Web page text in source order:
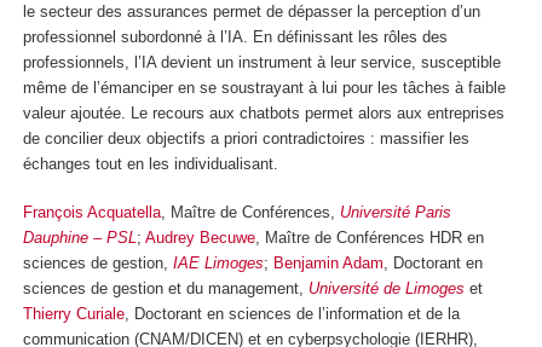
le secteur des assurances permet de dépasser la perception d’un
professionnel subordonné à l’IA. En définissant les rôles des
professionnels, l’IA devient un instrument à leur service, susceptible
même de l’émanciper en se soustrayant à lui pour les tâches à faible
valeur ajoutée. Le recours aux chatbots permet alors aux entreprises
de concilier deux objectifs a priori contradictoires : massifier les
échanges tout en les individualisant.
François Acquatella, Maître de Conférences, Université Paris
Dauphine – PSL; Audrey Becuwe, Maître de Conférences HDR en
sciences de gestion, IAE Limoges; Benjamin Adam, Doctorant en
sciences de gestion et du management, Université de Limoges et
Thierry Curiale, Doctorant en sciences de l’information et de la
communication (CNAM/DICEN) et en cyberpsychologie (IERHR),